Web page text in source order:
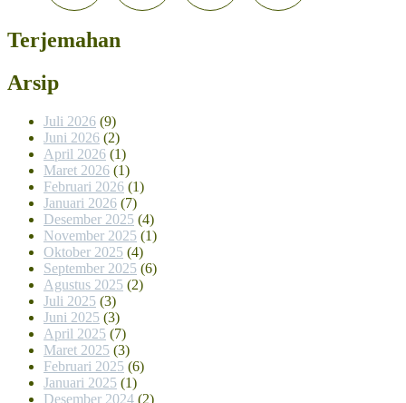
Terjemahan
Arsip
Juli 2026 (9)
Juni 2026 (2)
April 2026 (1)
Maret 2026 (1)
Februari 2026 (1)
Januari 2026 (7)
Desember 2025 (4)
November 2025 (1)
Oktober 2025 (4)
September 2025 (6)
Agustus 2025 (2)
Juli 2025 (3)
Juni 2025 (3)
April 2025 (7)
Maret 2025 (3)
Februari 2025 (6)
Januari 2025 (1)
Desember 2024 (2)